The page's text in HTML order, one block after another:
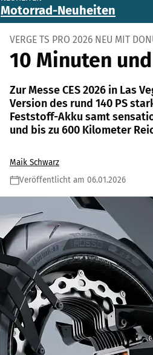
Motorrad-Neuheiten
VERGE TS PRO 2026 NEU MIT
10 Minuten
Zur Messe CES 2026 in Las
Version des rund 140 PS
Feststoff-Akku samt
und bis zu 600 Kilometer
Maik Schwarz
Veröffentlicht am 06.01.2026